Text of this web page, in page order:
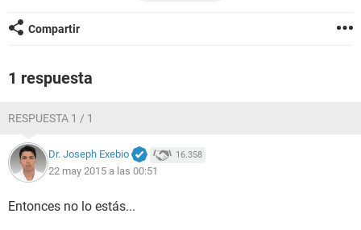
detecto una fuerte
trompas y nos dijo que debido a la infección es su retraso y
mientras que la limpiaba dijo que estaba ovulando, Mi
pregunta es si es que los
si es que puede haber
Compartir
1 respuesta
RESPUESTA 1 / 1
Dr. Joseph Exebio 16.358
22 may 2015 a las 00:51
Entonces no lo estás...